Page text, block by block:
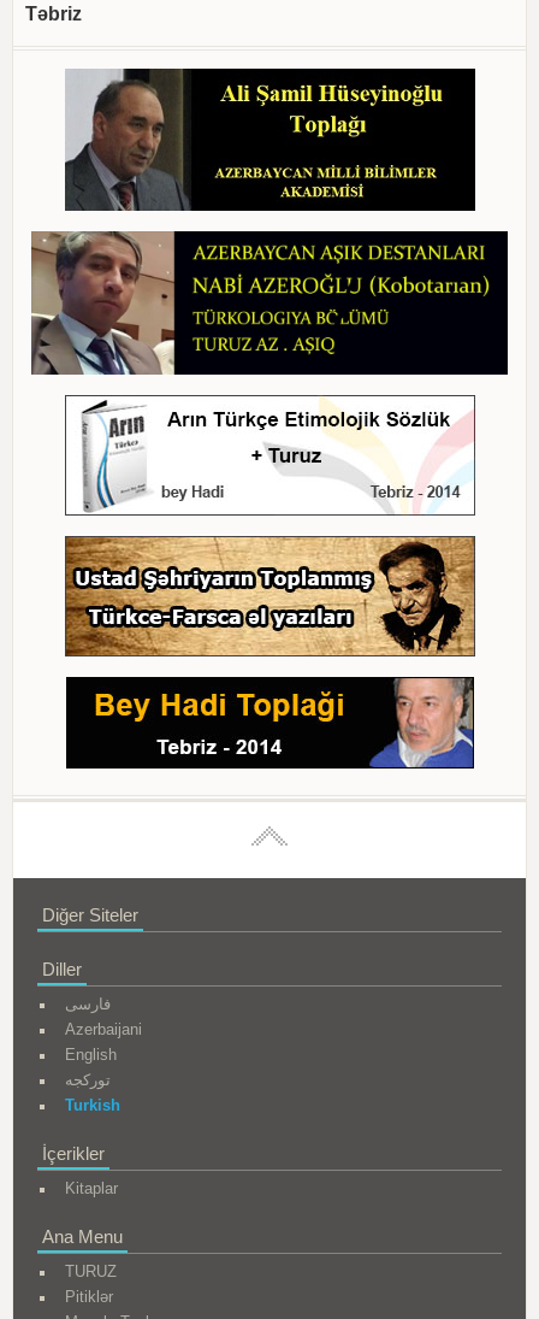
Təbriz
Diğer Siteler
Diller
فارسی
Azerbaijani
English
تورکجه
Turkish
İçerikler
Kitaplar
Ana Menu
TURUZ
Pitiklər